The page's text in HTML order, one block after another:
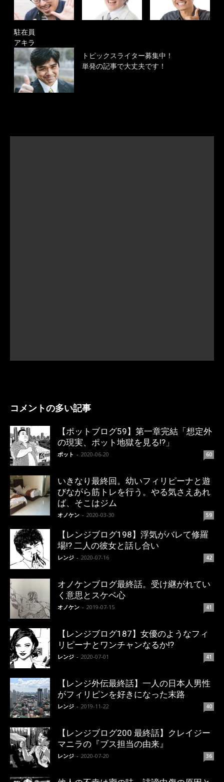
駐在員
アキラ
トピックスライター募集中！
単発の記事で大丈夫です！
コメントの多い記事
【ポットブログ59】第一章完結「想定外
の現実、ポット地獄を見る!?」
ポット - 2020-06-20 60
いきなり最終回。幼いフィリピーナと遊
びながら筋トレを行う。やる気さえあれ
ば、そこはジム
オノケン - 2020-03-30 59
【レンジブログ198】浮気がバレて修羅
場!? 二人の彼女と話し合い
レンジ - 2020-07-16 42
オノケンブログ最終話。受け継がれてい
く意思とスケベ心
オノケン - 2019-07-15 41
【レンジブログ187】女優のようなフィ
リピーナとワンチャンなるか!?
レンジ - 2020-07-01 41
【レンジ外伝最終話】一人の日本人男性
がフィリピンを好きになった末路
レンジ - 2019-11-22 40
【レンジブログ200 最終話】クレイジー
マニラの『ブス担当の由来』
レンジ - 2020-07-20 36